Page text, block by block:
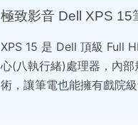
極致影音 Dell XPS 15
XPS 15 是 Dell 頂級 Full
心(八執行緒)處理器，內
術，讓筆電也能擁有戲院級